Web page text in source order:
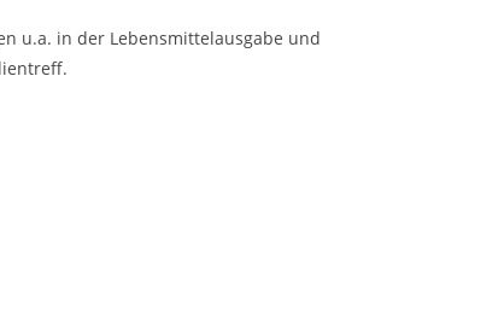
u.a. in der Lebensmittelausgabe und